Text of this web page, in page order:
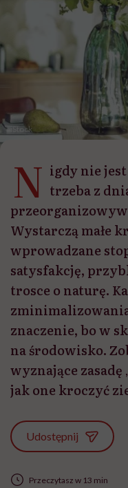
iStock
N igdy nie jest
trzeba z
Wystarczą małe
wprowadzane
satysfakcję,
trosce o naturę.
znaczenie, bo w
na środowisko.
wyznające
jak one kroczyć
Udostępnij
Przeczytasz w 13 min